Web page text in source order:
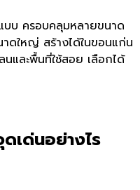
บบ ครอบคลุมหลายขนาด
ดใหญ่ สร้างได้ในขอนแก่น
นและพื้นที่ใช้สอย เลือกได้
เด่นอย่างไร